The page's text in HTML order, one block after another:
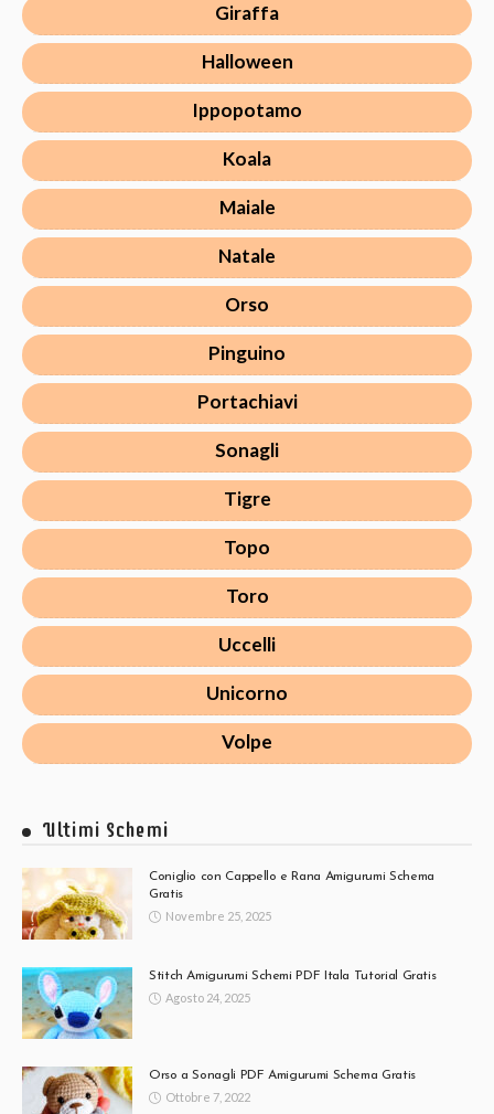
Giraffa
Halloween
Ippopotamo
Koala
Maiale
Natale
Orso
Pinguino
Portachiavi
Sonagli
Tigre
Topo
Toro
Uccelli
Unicorno
Volpe
Ultimi Schemi
Coniglio con Cappello e Rana Amigurumi Schema
Gratis
Novembre 25, 2025
Stitch Amigurumi Schemi PDF Itala Tutorial Gratis
Agosto 24, 2025
Orso a Sonagli PDF Amigurumi Schema Gratis
Ottobre 7, 2022